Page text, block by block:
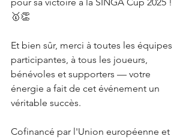
🥇👏
Et bien sûr, merci à toutes les équipes
participantes, à tous les joueurs,
bénévoles et supporters — votre
énergie a fait de cet événement un
véritable succès.
Cofinancé par l'Union européenne et